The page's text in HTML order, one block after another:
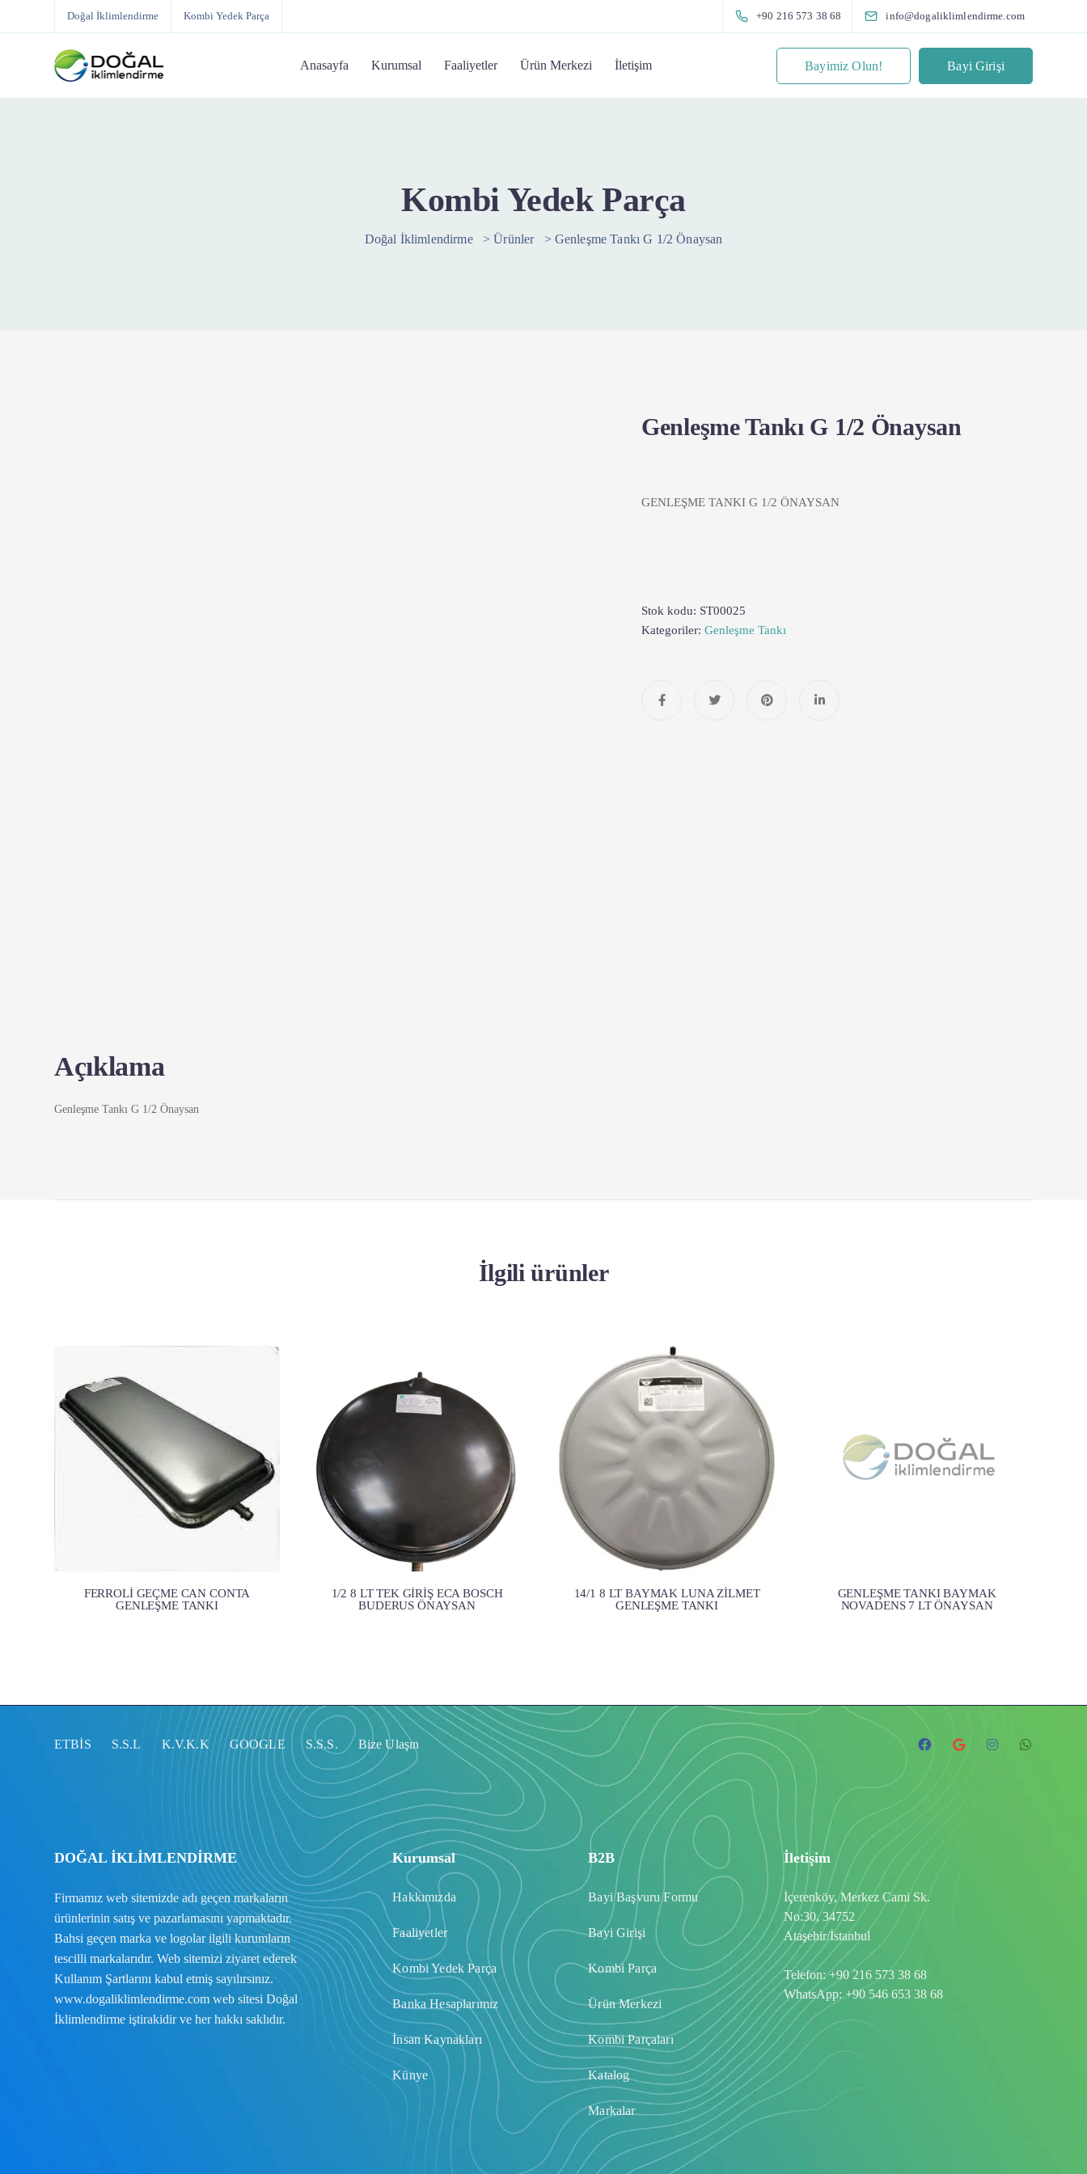
Doğal İklimlendirme Kombi Yedek Parça +90 216 573 38 68 info@dogaliklimlendirme.com
Anasayfa Kurumsal Faaliyetler Ürün Merkezi İletişim Bayimiz Olun! Bayi Girişi
Kombi Yedek Parça
Doğal İklimlendirme >Ürünler > Genleşme Tankı G 1/2 Önaysan
Genleşme Tankı G 1/2 Önaysan
GENLEŞME TANKI G 1/2 ÖNAYSAN
Stok kodu: ST00025
Kategoriler: Genleşme Tankı
Açıklama
Genleşme Tankı G 1/2 Önaysan
İlgili ürünler
FERROLİ GEÇME CAN CONTA
GENLEŞME TANKI
1/2 8 LT TEK GİRİŞ ECA BOSCH
BUDERUS ÖNAYSAN
14/1 8 LT BAYMAK LUNA ZİLMET
GENLEŞME TANKI
GENLEŞME TANKI BAYMAK
NOVADENS 7 LT ÖNAYSAN
ETBİS S.S.L K.V.K.K GOOGLE S.S.S. Bize Ulaşın
DOĞAL İKLİMLENDİRME
Firmamız web sitemizde adı geçen markaların
ürünlerinin satış ve pazarlamasını yapmaktadır.
Bahsi geçen marka ve logolar ilgili kurumların
tescilli markalarıdır. Web sitemizi ziyaret ederek
Kullanım Şartlarını kabul etmiş sayılırsınız.
www.dogaliklimlendirme.com web sitesi Doğal
İklimlendirme iştirakidir ve her hakkı saklıdır.
Kurumsal
Hakkımızda
Faaliyetler
Kombi Yedek Parça
Banka Hesaplarımız
İnsan Kaynakları
Künye
B2B
Bayi Başvuru Formu
Bayi Girişi
Kombi Parça
Ürün Merkezi
Kombi Parçaları
Katalog
Markalar
İletişim
İçerenköy, Merkez Cami Sk.
No:30, 34752
Ataşehir/İstanbul
Telefon:+90 216 573 38 68
WhatsApp:+90 546 653 38 68